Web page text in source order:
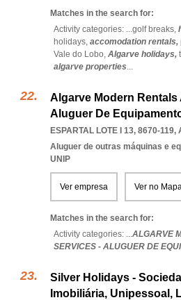
Matches in the search for:
Activity categories: ...golf breaks,
holidays, accomodation rentals,
Vale do Lobo, Algarve holidays,
algarve properties...
Algarve Modern Rentals
Aluguer De
ESPARTAL LOTE I 13, 8670-119,
Aluguer de outras máquinas e
UNIP
Ver empresa Ver no
Matches in the search for:
Activity categories: ...ALGARVE
SERVICES - ALUGUER DE
Silver Holidays -
Imobiliária, Unipessoal,